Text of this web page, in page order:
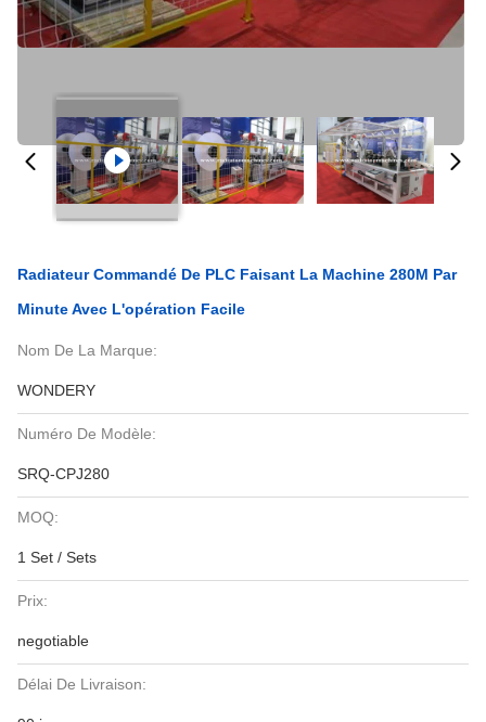
Radiateur Commandé De PLC Faisant La Machine 280M Par
Minute Avec L'opération Facile
Nom De La Marque:
WONDERY
Numéro De Modèle:
SRQ-CPJ280
MOQ:
1 Set / Sets
Prix:
negotiable
Délai De Livraison: